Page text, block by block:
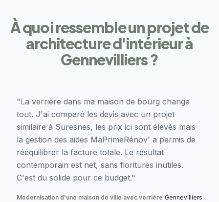
À quoi ressemble un projet de
architecture d'intérieur à
Gennevilliers ?
"La verrière dans ma maison de bourg change
tout. J'ai comparé les devis avec un projet
similaire à Suresnes, les prix ici sont élevés mais
la gestion des aides MaPrimeRénov' a permis de
rééquilibrer la facture totale. Le résultat
contemporain est net, sans fioritures inutiles.
C'est du solide pour ce budget."
Modernisation d'une maison de ville avec verrière Gennevilliers